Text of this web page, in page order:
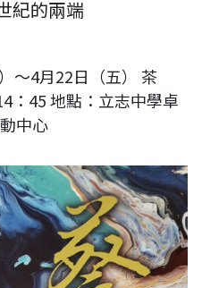
紀的兩端
～4月22日（五） 茶
：45 地點：立志中學卓
中心